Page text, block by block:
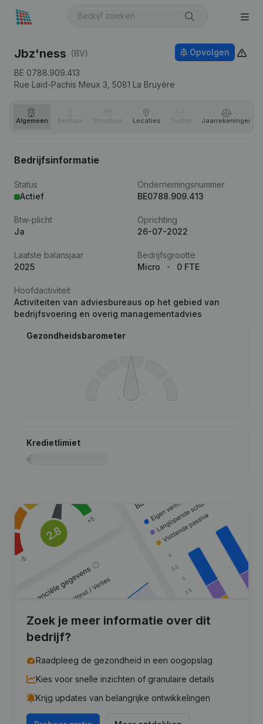
Jbz'ness (BV)
BE 0788.909.413
Rue Laid-Pachis Meux 3, 5081 La Bruyère
Opvolgen
Algemeen Bestuur Structuur Locaties Tijdlijn Jaar­rekeningen
Bedrijfsinformatie
Status
Actief
Ondernemingsnummer
BE0788.909.413
Btw-plicht
Ja
Oprichting
26-07-2022
Laatste balansjaar
2025
Bedrijfsgrootte
Micro
0 FTE
Hoofdactiviteit
Activiteiten van adviesbureaus op het gebied van
bedrijfsvoering en overig managementadvies
Gezondheidsbarometer
Kredietlimiet
Zoek je meer informatie over dit
bedrijf?
Raadpleeg de gezondheid in een oogopslag
Kies voor snelle inzichten of granulaire details
Krijg updates van belangrijke ontwikkelingen